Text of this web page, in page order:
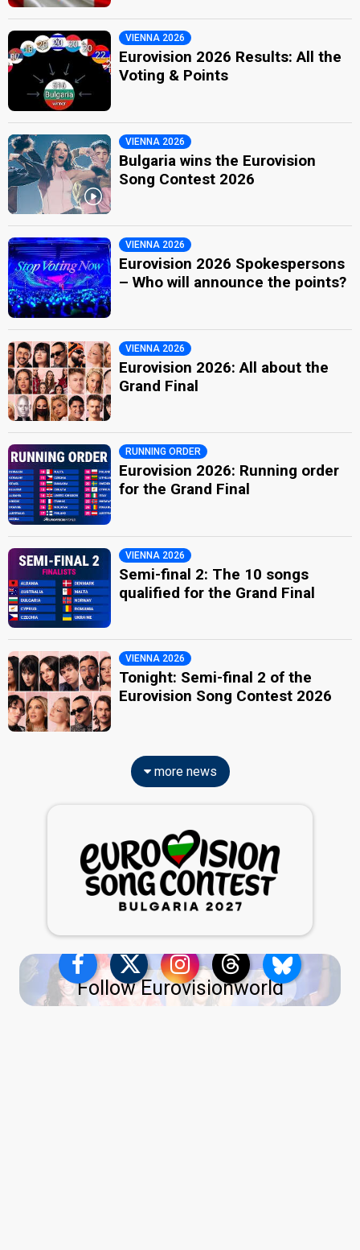
VIENNA 2026
Eurovision 2026 Results: All the
Voting & Points
VIENNA 2026
Bulgaria wins the Eurovision
Song Contest 2026
VIENNA 2026
Eurovision 2026 Spokespersons
– Who will announce the points?
VIENNA 2026
Eurovision 2026: All about the
Grand Final
RUNNING ORDER
Eurovision 2026: Running order
for the Grand Final
VIENNA 2026
Semi-final 2: The 10 songs
qualified for the Grand Final
VIENNA 2026
Tonight: Semi-final 2 of the
Eurovision Song Contest 2026
more news
Follow Eurovisionworld